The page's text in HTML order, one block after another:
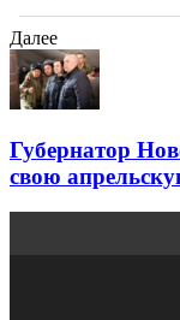
Далее
Губернатор
свою